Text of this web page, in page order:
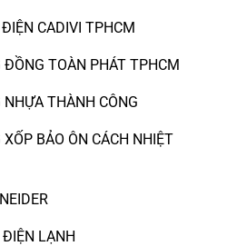
CADIVI TPHCM
TOÀN PHÁT TPHCM
THÀNH CÔNG
BẢO ÔN CÁCH NHIỆT
LẠNH